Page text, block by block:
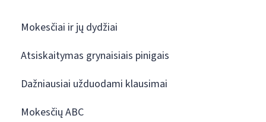
Mokesčiai ir jų dydžiai
Atsiskaitymas grynaisiais pinigais
Dažniausiai užduodami klausimai
Mokesčių ABC